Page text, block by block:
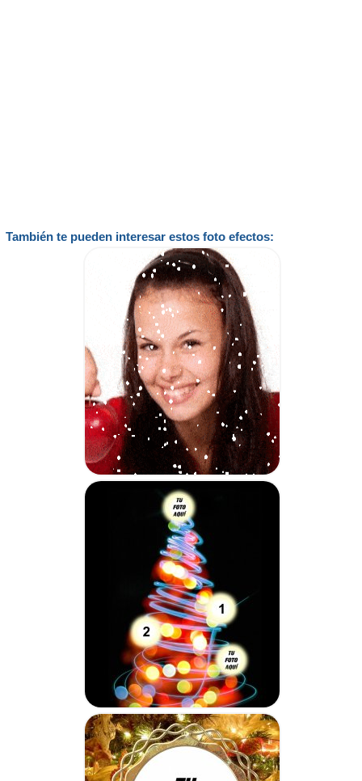
También te pueden interesar estos foto efectos: